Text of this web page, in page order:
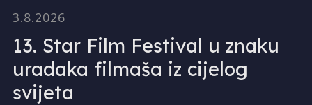
3.8.2026
13. Star Film Festival u znaku
uradaka filmaša iz cijelog
svijeta